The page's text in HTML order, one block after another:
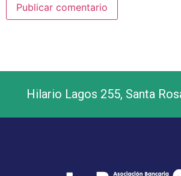
Hilario Lagos 255, Santa